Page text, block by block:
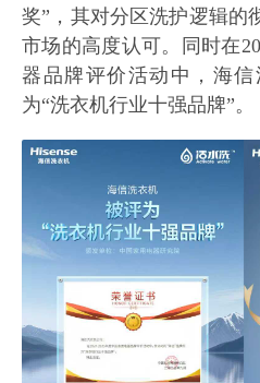
奖”，其对分区洗护逻辑的
市场的高度认可。同时在
器品牌评价活动中，海
为“洗衣机行业十强品牌”。